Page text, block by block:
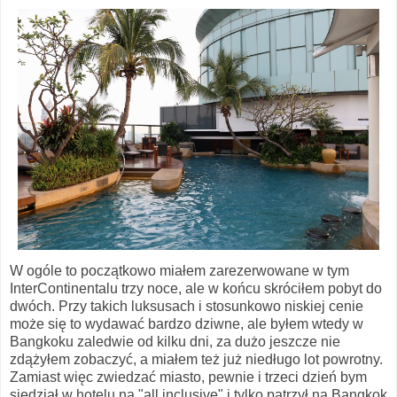
W ogóle to początkowo miałem zarezerwowane w tym
InterContinentalu trzy noce, ale w końcu skróciłem pobyt do
dwóch. Przy takich luksusach i stosunkowo niskiej cenie
może się to wydawać bardzo dziwne, ale byłem wtedy w
Bangkoku zaledwie od kilku dni, za dużo jeszcze nie
zdążyłem zobaczyć, a miałem też już niedługo lot powrotny.
Zamiast więc zwiedzać miasto, pewnie i trzeci dzień bym